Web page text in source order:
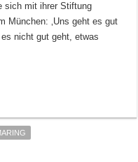
sich mit ihrer Stiftung
München: ‚Uns geht es gut
nicht gut geht, etwas